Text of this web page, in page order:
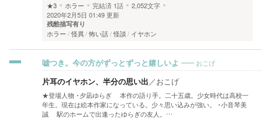
★3
ホラー 完結済 1話
2,052文字
2020年2月5日 01:49 更新
残酷描写有り
ホラー 怪異 怖い話 怪談 イヤホン
嘘つき。今の方がずっとずっと嬉しいよ おこげ
片耳のイヤホン、半分の思い出／おこげ
★登場人物 ･夕凪ゆらぎ 本作の語り手。二十五歳。少女時代は高校一
年生。現在は絵本作家になっている。少々思い込みが強い。 ･小音琴美
誠 駅のホームで出逢ったゆらぎの友人。…